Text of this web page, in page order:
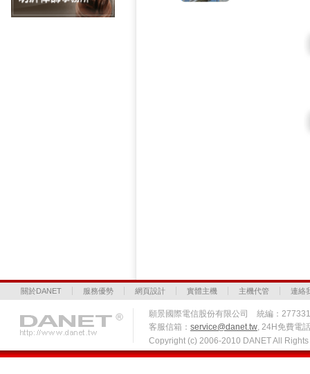
關於DANET 服務優勢 網頁設計 實體主機 主機代管 連絡
願景國際電信股份有限公司 統編：
客服信箱： service@danet.tw, 24H免費電
Copyright (c) 2006-2010 DANET All